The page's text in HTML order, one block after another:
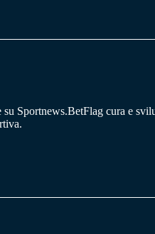
Sportnews.BetFlag cura e